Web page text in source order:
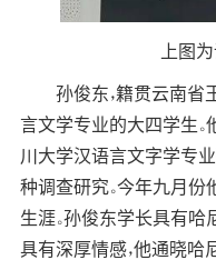
上图
孙俊东，籍贯云南省
言文学专业的大四学生。
川大学汉语言文字学专
种调查研究。今年九月
生涯。孙俊东学长具有哈
具有深厚情感，他通晓哈